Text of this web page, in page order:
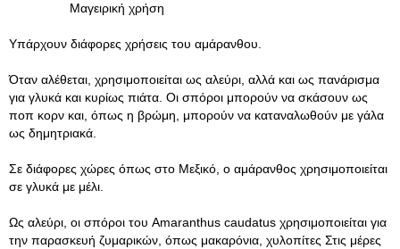
Μαγειρική χρήση
Υπάρχουν διάφορες χρήσεις του αμάρανθου.
Όταν αλέθεται, χρησιμοποιείται ως αλεύρι, αλλά και ως πανάρισμα
για γλυκά και κυρίως πιάτα. Οι σπόροι μπορούν να σκάσουν ως
ποπ κορν και, όπως η βρώμη, μπορούν να καταναλωθούν με γάλα
ως δημητριακά.
Σε διάφορες χώρες όπως στο Μεξικό, ο αμάρανθος χρησιμοποιείται
σε γλυκά με μέλι.
Ως αλεύρι, οι σπόροι του Amaranthus caudatus χρησιμοποιείται για
την παρασκευή ζυμαρικών, όπως μακαρόνια, χυλοπίτες Στις μέρες